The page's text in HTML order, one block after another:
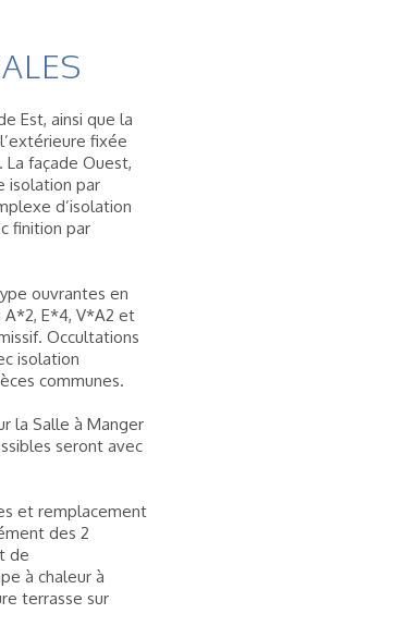
Est, ainsi que la
fixée
façade Ouest,
isolation par
d’isolation
finition par
ouvrantes en
A*2, E*4, V*A2 et
Occultations
isolation
communes.
la Salle à Manger
seront avec
et remplacement
des 2
de
à chaleur à
terrasse sur